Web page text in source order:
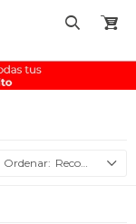
Recomendados